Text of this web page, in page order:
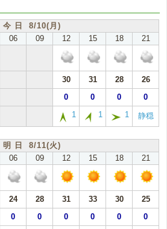
今 日 8/10(月)
06 09 12 15 18 21
30 31 28
26
0 0 0 0
1 1 1 静穏
明 日 8/11(火)
06 09 12 15 18 21
24 28 31 33 30
25
0 0 0 0 0 0